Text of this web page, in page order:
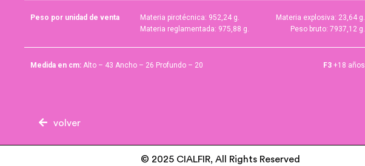
Peso por unidad de venta
Materia pirotécnica: 952,24 g.
Materia reglamentada: 975,88 g.
Materia explosiva: 23,64 g.
Peso bruto: 7937,12 g.
Medida en cm: Alto – 43 Ancho – 26 Profundo – 20 F3 +18 años
volver
© 2025 CIALFIR, All Rights Reserved